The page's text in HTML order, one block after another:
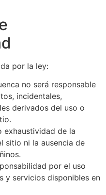
por la ley:
no será responsable
incidentales,
derivados del uso o
exhaustividad de la
sitio ni la ausencia de
por el uso
y servicios disponibles en